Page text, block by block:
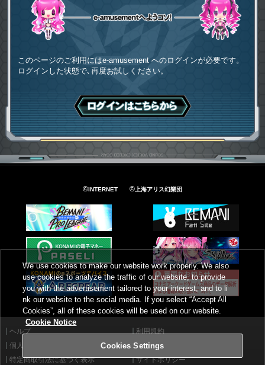
このページのご利用にはe-amusement へのログインが必要です。
ログインした状態で､再度お試しください。
ログインはこちら
©INTERNET ©上海アリス幻樂団
ヘルプ
利用規約
個人情報等保護方針
外部送信について
特定商取引法に基づく表示
サイトポリシー
We use cookies to make our website work properly. We also
use cookies to analyze the traffic of our website, to provide
you with the advertisement tailored to your interest, and to li
nk our website to the social media. If you select “Accept All
Cookies”, all of these cookies will be used on our website.
Cookie Notice
Cookies Settings